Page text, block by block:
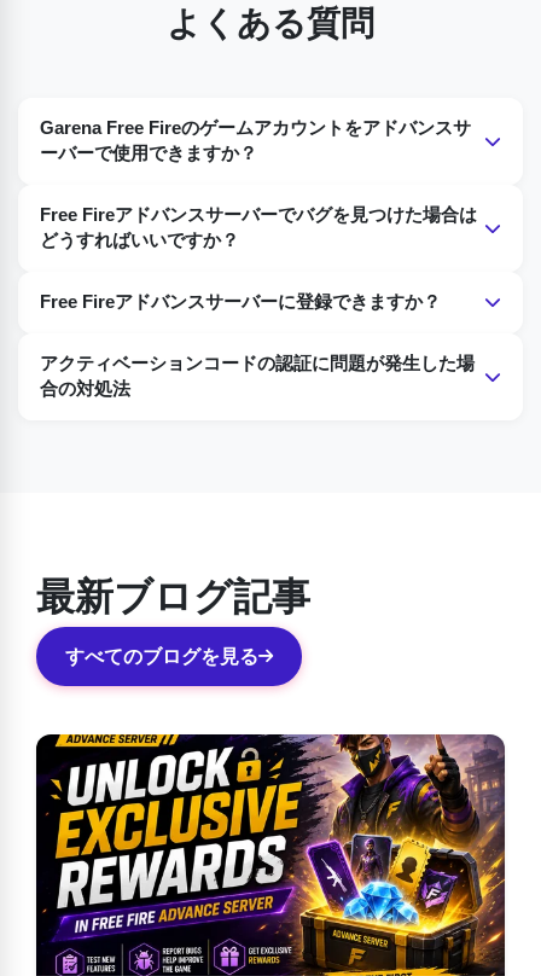
よくある質問
Garena Free Fireのゲームアカウントをアドバンスサ
ーバーで使用できますか？
Free Fireのゲームアカウントの認証情報をご提供いただく必
Free Fireアドバンスサーバーでバグを見つけた場合は
どうすればいいですか？
グを見つけたら、すぐに開発者に報告し、発生している問題
ください。
Free Fireアドバンスサーバーに登録できますか？
ただし、このテストゲームプラットフォームに選ばれる可能
アクティベーションコードの認証に問題が発生した場
合の対処法
最新ブログ記事
すべてのブログを見る